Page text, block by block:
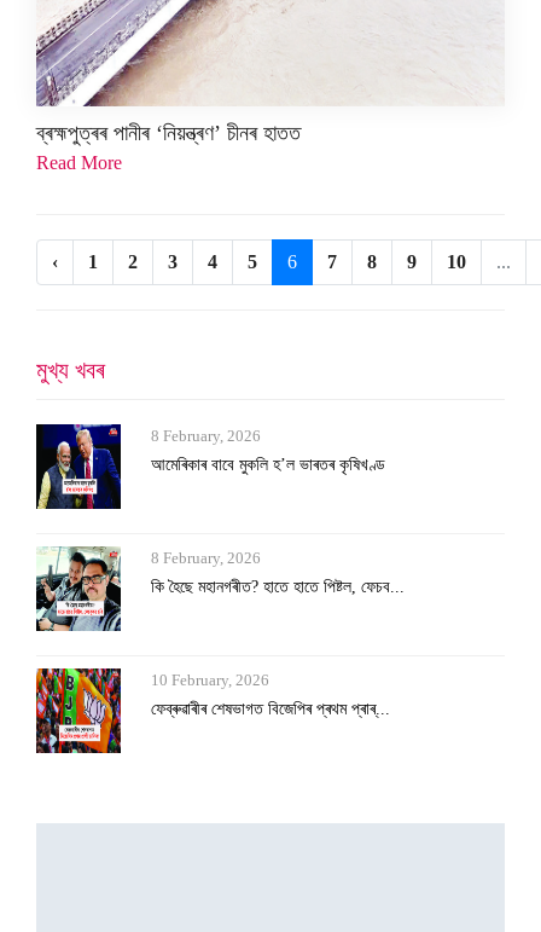
ব্ৰহ্মপুত্ৰৰ পানীৰ ‘নিয়ন্ত্ৰণ’ চীনৰ হাতত
Read More
‹ 1 2 3 4 5 6 7 8 9 10 ...
মুখ্য খবৰ
8 February, 2026
কি হৈছে মহানগৰীত? হাতে হাতে পিষ্টল, ফেচব...
10 February, 2026
ফেব্ৰুৱাৰীৰ শেষভাগত বিজেপিৰ প্ৰথম প্ৰাৰ্...
10 February, 2026
‘ছাৰ’ক লৈ মমতা বেনাৰ্জীক সকাহ দিলে উচ্চত...